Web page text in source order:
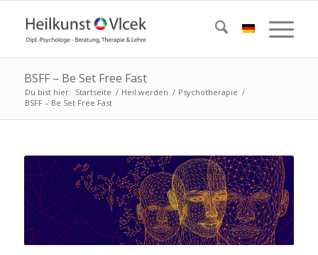
BSFF – Be Set Free Fast
Du bist hier: Startseite / Heil werden / Psychotherapie /
BSFF – Be Set Free Fast